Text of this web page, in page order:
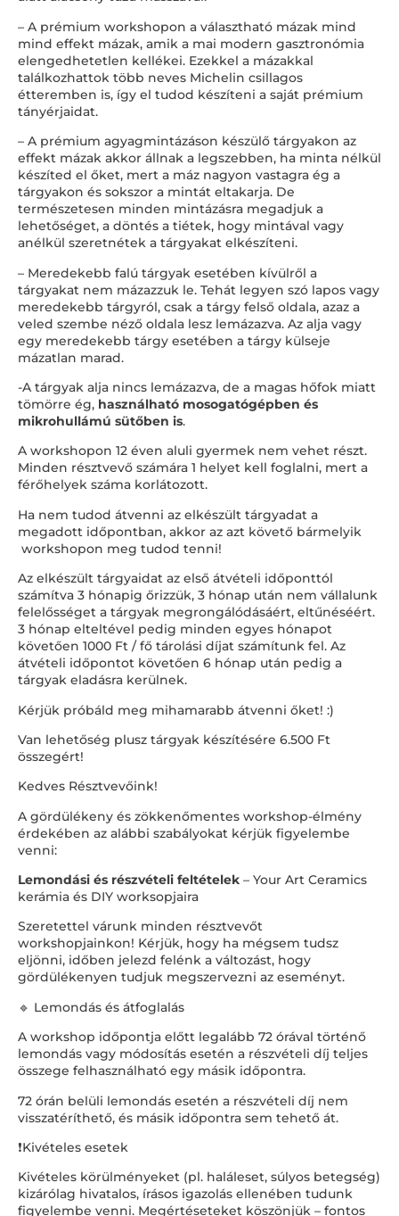
– A prémium workshopon a választható mázak mind
mind effekt mázak, amik a mai modern gasztronómia
elengedhetetlen kellékei. Ezekkel a mázakkal
találkozhattok több neves Michelin csillagos
étteremben is, így el tudod készíteni a saját prémium
tányérjaidat.
– A prémium agyagmintázáson készülő tárgyakon az
effekt mázak akkor állnak a legszebben, ha minta nélkül
készíted el őket, mert a máz nagyon vastagra ég a
tárgyakon és sokszor a mintát eltakarja. De
természetesen minden mintázásra megadjuk a
lehetőséget, a döntés a tiétek, hogy mintával vagy
anélkül szeretnétek a tárgyakat elkészíteni.
– Meredekebb falú tárgyak esetében kívülről a
tárgyakat nem mázazzuk le. Tehát legyen szó lapos vagy
meredekebb tárgyról, csak a tárgy felső oldala, azaz a
veled szembe néző oldala lesz lemázazva. Az alja vagy
egy meredekebb tárgy esetében a tárgy külseje
mázatlan marad.
-A tárgyak alja nincs lemázazva, de a magas hőfok miatt
tömörre ég, használható mosogatógépben és
mikrohullámú sütőben is.
A workshopon 12 éven aluli gyermek nem vehet részt.
Minden résztvevő számára 1 helyet kell foglalni, mert a
férőhelyek száma korlátozott.
Ha nem tudod átvenni az elkészült tárgyadat a
megadott időpontban, akkor az azt követő bármelyik
workshopon meg tudod tenni!
Az elkészült tárgyaidat az első átvételi időponttól
számítva 3 hónapig őrizzük, 3 hónap után nem vállalunk
felelősséget a tárgyak megrongálódásáért, eltűnéséért.
3 hónap elteltével pedig minden egyes hónapot
követően 1000 Ft / fő tárolási díjat számítunk fel. Az
átvételi időpontot követően 6 hónap után pedig a
tárgyak eladásra kerülnek.
Kérjük próbáld meg mihamarabb átvenni őket! :)
Van lehetőség plusz tárgyak készítésére 6.500 Ft
összegért!
Kedves Résztvevőink!
A gördülékeny és zökkenőmentes workshop-élmény
érdekében az alábbi szabályokat kérjük figyelembe
venni:
Lemondási és részvételi feltételek – Your Art Ceramics
kerámia és DIY worksopjaira
Szeretettel várunk minden résztvevőt
workshopjainkon! Kérjük, hogy ha mégsem tudsz
eljönni, időben jelezd felénk a változást, hogy
gördülékenyen tudjuk megszervezni az eseményt.
🔹 Lemondás és átfoglalás
A workshop időpontja előtt legalább 72 órával történő
lemondás vagy módosítás esetén a részvételi díj teljes
összege felhasználható egy másik időpontra.
72 órán belüli lemondás esetén a részvételi díj nem
visszatéríthető, és másik időpontra sem tehető át.
❗Kivételes esetek
Kivételes körülményeket (pl. haláleset, súlyos betegség)
kizárólag hivatalos, írásos igazolás ellenében tudunk
figyelembe venni. Megértéseteket köszönjük – fontos